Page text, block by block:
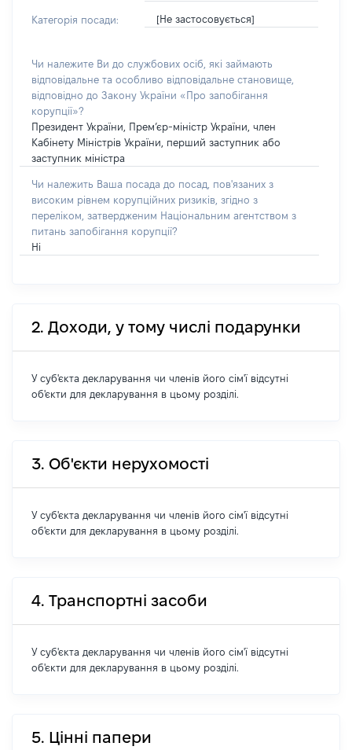
Категорія посади: [Не застосовується]
Чи належите Ви до службових осіб, які займають
відповідальне та особливо відповідальне становище,
відповідно до Закону України «Про запобігання
корупції»?
Президент України, Прем’єр-міністр України, член
Кабінету Міністрів України, перший заступник або
заступник міністра
Чи належить Ваша посада до посад, пов'язаних з
високим рівнем корупційних ризиків, згідно з
переліком, затвердженим Національним агентством з
питань запобігання корупції?
Ні
2. Доходи, у тому числі подарунки
У суб'єкта декларування чи членів його сім'ї відсутні
об'єкти для декларування в цьому розділі.
3. Об'єкти нерухомості
У суб'єкта декларування чи членів його сім'ї відсутні
об'єкти для декларування в цьому розділі.
4. Транспортні засоби
У суб'єкта декларування чи членів його сім'ї відсутні
об'єкти для декларування в цьому розділі.
5. Цінні папери